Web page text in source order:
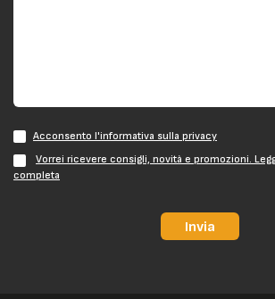
Acconsento l'informativa sulla privacy
Vorrei ricevere consigli, novità e promozioni.
completa
Invia